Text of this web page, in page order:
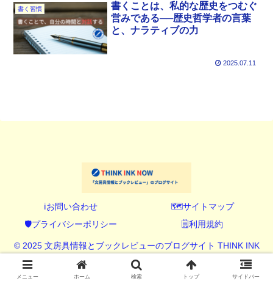
書く習慣
書くことは、私的な歴史をつむぐ
営みである──歴史哲学者の言葉
と、ナラティブの力
2025.07.11
ℹ️お問い合わせ
🗺️サイトマップ
🛡️プライバシーポリシー
🗒️利用規約
© 2025 文房具情報とブックレビューのブログサイト THINK INK
NOW (シンク インク ナウ).
メニュー ホーム 検索 トップ サイドバー